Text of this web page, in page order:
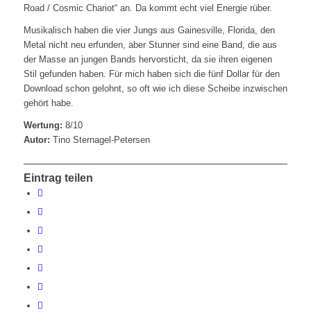
Road / Cosmic Chariot“ an. Da kommt echt viel Energie rüber.
Musikalisch haben die vier Jungs aus Gainesville, Florida, den
Metal nicht neu erfunden, aber Stunner sind eine Band, die aus
der Masse an jungen Bands hervorsticht, da sie ihren eigenen
Stil gefunden haben. Für mich haben sich die fünf Dollar für den
Download schon gelohnt, so oft wie ich diese Scheibe inzwischen
gehört habe.
Wertung: 8/10
Autor: Tino Sternagel-Petersen
Eintrag teilen